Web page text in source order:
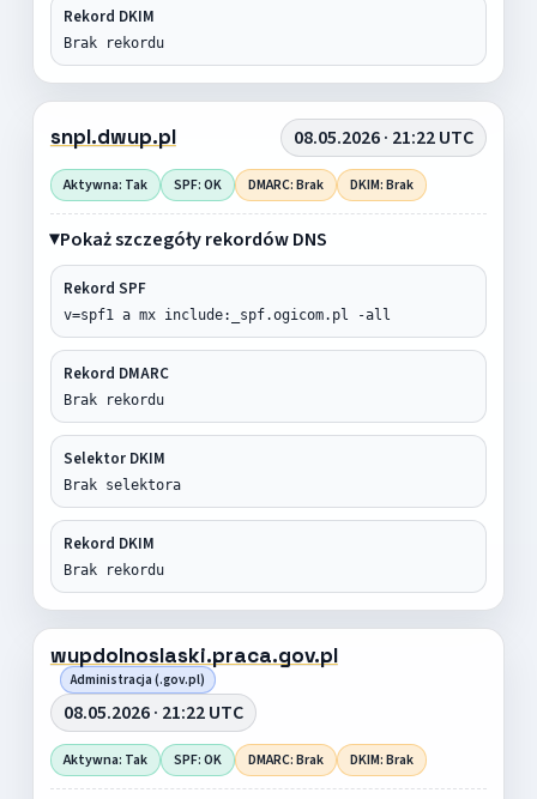
Rekord DKIM
Brak rekordu
snpl.dwup.pl 08.05.2026 · 21:22 UTC
Aktywna: Tak SPF: OK DMARC: Brak DKIM: Brak
Pokaż szczegóły rekordów DNS
Rekord SPF
v=spf1 a mx include:_spf.ogicom.pl -all
Rekord DMARC
Brak rekordu
Selektor DKIM
Brak selektora
Rekord DKIM
Brak rekordu
wupdolnoslaski.praca.gov.pl
Administracja (.gov.pl)
08.05.2026 · 21:22 UTC
Aktywna: Tak SPF: OK DMARC: Brak DKIM: Brak